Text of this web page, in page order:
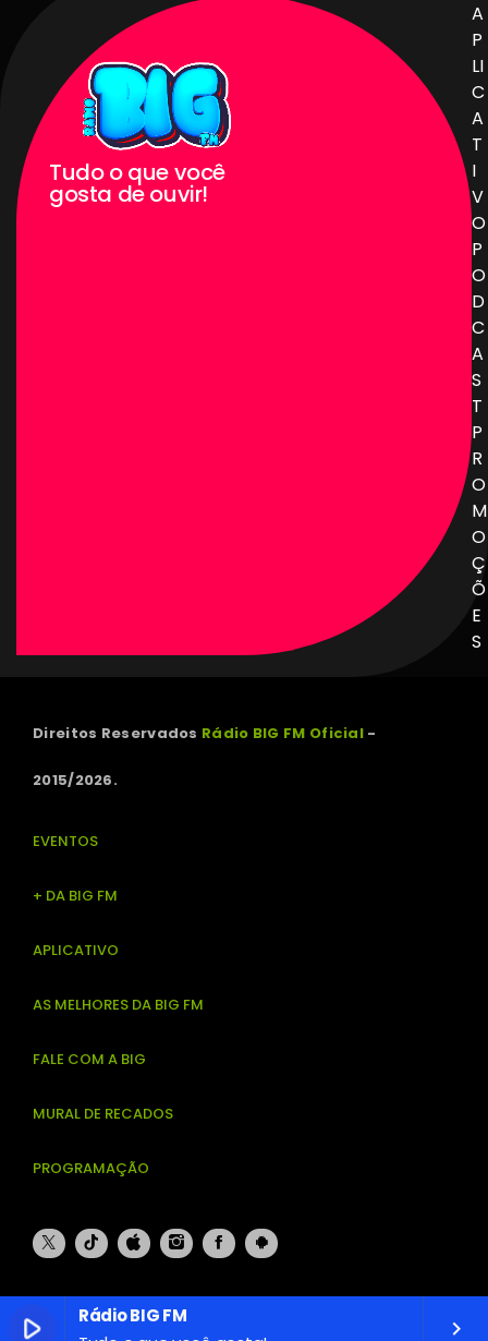
play_arrow
Rádio BIG FM
keyboard_arrow_right
Tudo o que você
gosta de ouvir!
A
P
LI
C
A
T
I
V
O
P
O
D
C
A
S
T
P
R
O
M
O
Ç
Õ
E
S
Direitos Reservados Rádio BIG FM Oficial -
2015/2026.
EVENTOS
+ DA BIG FM
APLICATIVO
AS MELHORES DA BIG FM
FALE COM A BIG
MURAL DE RECADOS
PROGRAMAÇÃO